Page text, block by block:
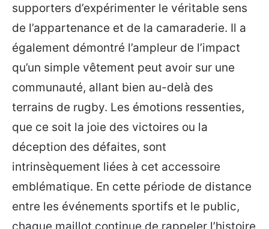
supporters d’expérimenter le véritable sens
de l’appartenance et de la camaraderie. Il a
également démontré l’ampleur de l’impact
qu’un simple vêtement peut avoir sur une
communauté, allant bien au-delà des
terrains de rugby. Les émotions ressenties,
que ce soit la joie des victoires ou la
déception des défaites, sont
intrinsèquement liées à cet accessoire
emblématique. En cette période de distance
entre les événements sportifs et le public,